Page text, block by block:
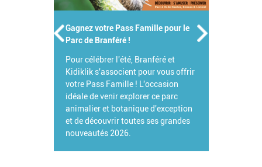
Gagnez votre Pass Famille pour le
Parc de Branféré !
Pour célébrer l'été, Branféré et
Kidiklik s'associent pour vous offrir
votre Pass Famille ! L'occasion
idéale de venir explorer ce parc
animalier et botanique d'exception
et de découvrir toutes ses grandes
nouveautés 2026.